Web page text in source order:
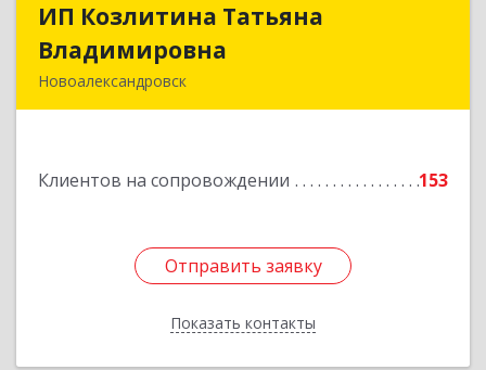
ИП Козлитина Татьяна
Владимировна
Новоалександровск
Клиентов на сопровождении 153
Отправить заявку
Показать контакты
ИП Козлитина Татьяна
Подробнее
Отправить заявку
Назад